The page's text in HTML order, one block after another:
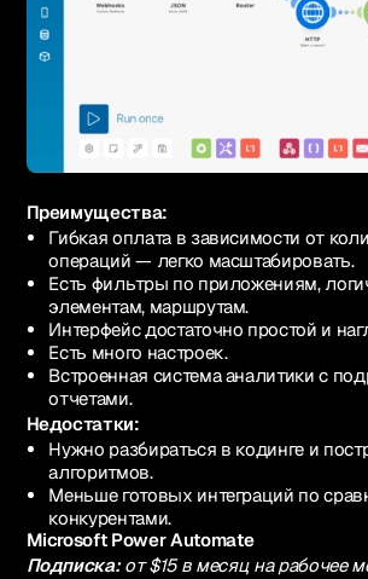
Преимущества:
Гибкая оплата в зависимости от
операций — легко масштабировать.
Есть фильтры по приложениям,
элементам, маршрутам.
Интерфейс достаточно простой и
Есть много настроек.
Встроенная система аналитики с
отчетами.
Недостатки:
Нужно разбираться в кодинге и
алгоритмов.
Меньше готовых интеграций по
конкурентами.
Microsoft Power Automate
Подписка:от $15 в месяц на рабочее